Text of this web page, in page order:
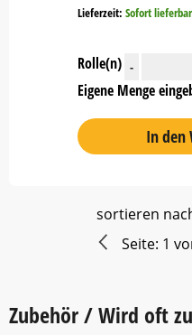
Lieferzeit: Sofort
Rolle(n) -
Eigene Menge
In den
sortieren
Seite: 1
Zubehör / Wird oft